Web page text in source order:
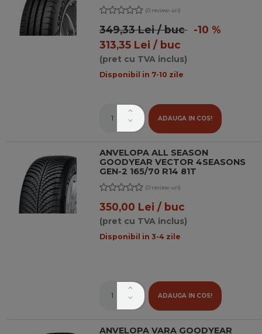
(0 review-uri)
349,33 Lei / buc-10 %
313,35 Lei / buc
(pret cu TVA inclus)
Disponibil in 7-10 zile
ADAUGA IN COS!
ANVELOPA ALL SEASON
GOODYEAR VECTOR 4SEASONS
GEN-2 165/70 R14 81T
(0 review-uri)
350,00 Lei / buc
(pret cu TVA inclus)
Disponibil in 3-4 zile
ADAUGA IN COS!
ANVELOPA VARA GOODYEAR